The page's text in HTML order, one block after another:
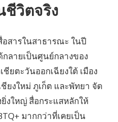
ชีวิตจริง
อสารในสาธารณะ ในปี
กลายเป็นศูนย์กลางของ
ชียตะวันออกเฉียงใต้ เมือง
ยงใหม่ ภูเก็ต และพัทยา จัด
งใหญ่ สื่อกระแสหลักให้
มากกว่าที่เคยเป็น